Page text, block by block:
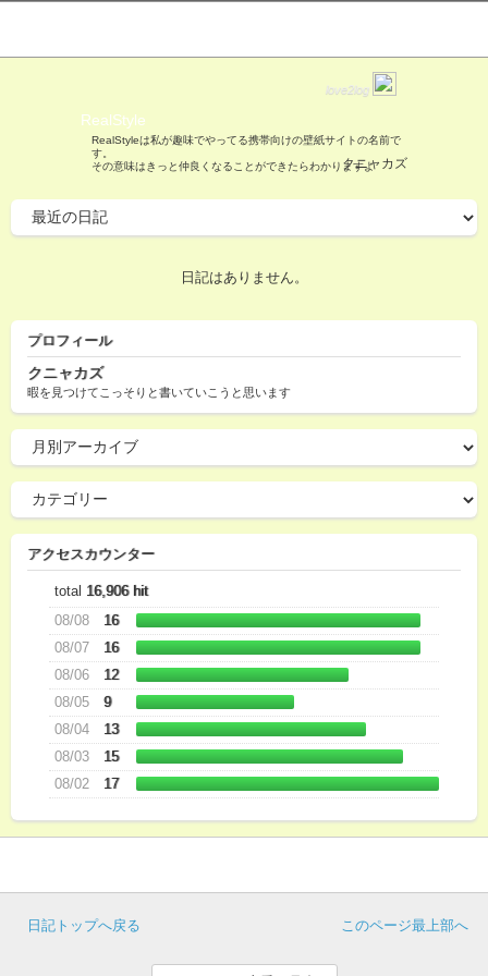
love2log
RealStyle
RealStyleは私が趣味でやってる携帯向けの壁紙サイトの名前で
す。
その意味はきっと仲良くなることができたらわかりますよクニャカズ
日記はありません。
プロフィール
クニャカズ
暇を見つけてこっそりと書いていこうと思います
アクセスカウンター
total 16,906 hit
08/08
16
08/07
16
08/06
12
08/05
9
08/04
13
08/03
15
08/02
17
このページ最上部へ
日記トップへ戻る